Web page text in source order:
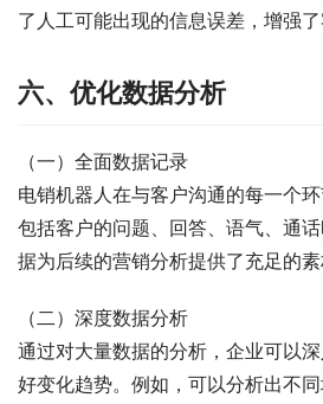
了人工可能出现的信息误差，增强了
六、优化数据分析
（一）全面数据记录
电销机器人在与客户沟通的每一个
包括客户的问题、回答、语气、通
据为后续的营销分析提供了充足的素
（二）深度数据分析
通过对大量数据的分析，企业可以
好变化趋势。例如，可以分析出不